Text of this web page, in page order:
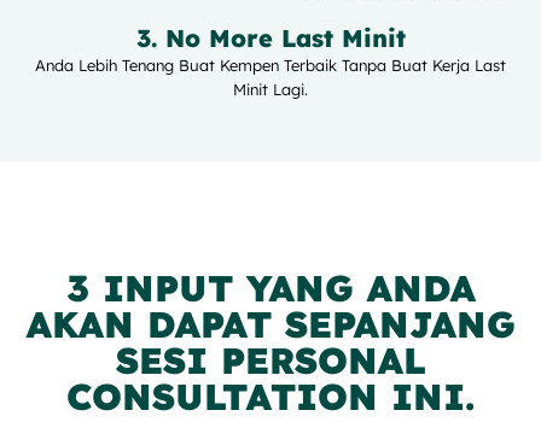
3. No More Last Minit
Anda Lebih Tenang Buat Kempen Terbaik Tanpa Buat Kerja Last
Minit Lagi.
3 INPUT YANG ANDA
AKAN DAPAT SEPANJANG
SESI PERSONAL
CONSULTATION INI.